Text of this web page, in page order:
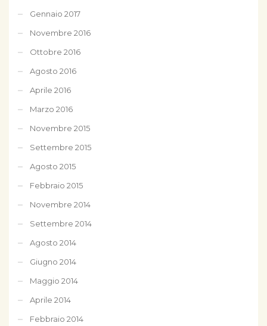
Gennaio 2017
Novembre 2016
Ottobre 2016
Agosto 2016
Aprile 2016
Marzo 2016
Novembre 2015
Settembre 2015
Agosto 2015
Febbraio 2015
Novembre 2014
Settembre 2014
Agosto 2014
Giugno 2014
Maggio 2014
Aprile 2014
Febbraio 2014